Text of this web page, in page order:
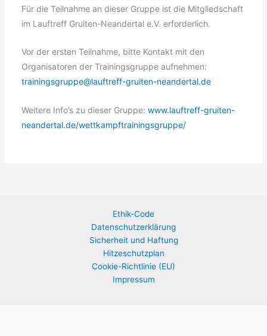
Für die Teilnahme an dieser Gruppe ist die Mitgliedschaft
im Lauftreff Gruiten-Neandertal e.V. erforderlich.
Vor der ersten Teilnahme, bitte Kontakt mit den
Organisatoren der Trainingsgruppe aufnehmen:
trainingsgruppe@lauftreff-gruiten-neandertal.de
Weitere Info’s zu dieser Gruppe:www.lauftreff-gruiten-
neandertal.de/wettkampftrainingsgruppe/
Ethik-Code
Datenschutzerklärung
Sicherheit und Haftung
Hitzeschutzplan
Cookie-Richtlinie (EU)
Impressum